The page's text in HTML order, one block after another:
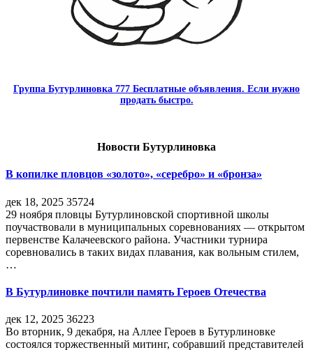
Группа Бутурлиновка 777 Бесплатные объявления. Если нужно
продать быстро.
Новости Бутурлиновка
В копилке пловцов «золото», «серебро» и «бронза»
дек 18, 2025 35724
29 ноября пловцы Бутурлиновской спортивной школы
поучаствовали в муниципальных соревнованиях — открытом
первенстве Калачеевского района. Участники турнира
соревновались в таких видах плавания, как вольным стилем,
…
В Бутурлиновке почтили память Героев Отечества
дек 12, 2025 36223
Во вторник, 9 декабря, на Аллее Героев в Бутурлиновке
состоялся торжественный митинг, собравший представителей